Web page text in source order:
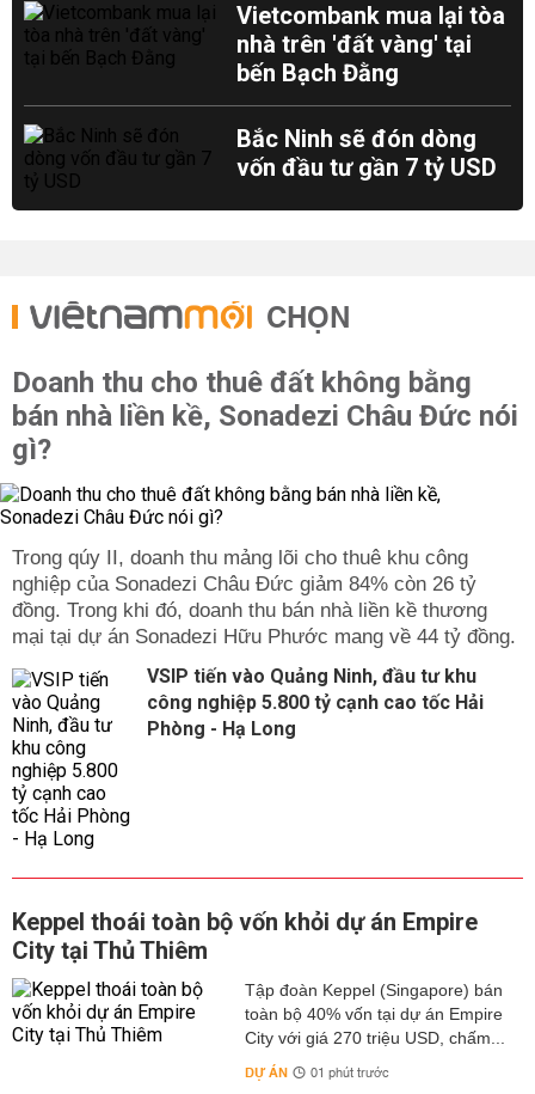
Vietcombank mua lại tòa
nhà trên 'đất vàng' tại
bến Bạch Đằng
Bắc Ninh sẽ đón dòng
vốn đầu tư gần 7 tỷ USD
CHỌN
Doanh thu cho thuê đất không bằng
bán nhà liền kề, Sonadezi Châu Đức nói
gì?
Trong qúy II, doanh thu mảng lõi cho thuê khu công
nghiệp của Sonadezi Châu Đức giảm 84% còn 26 tỷ
đồng. Trong khi đó, doanh thu bán nhà liền kề thương
mại tại dự án Sonadezi Hữu Phước mang về 44 tỷ đồng.
VSIP tiến vào Quảng Ninh, đầu tư khu
công nghiệp 5.800 tỷ cạnh cao tốc Hải
Phòng - Hạ Long
Keppel thoái toàn bộ vốn khỏi dự án Empire
City tại Thủ Thiêm
Tập đoàn Keppel (Singapore) bán
toàn bộ 40% vốn tại dự án Empire
City với giá 270 triệu USD, chấm...
DỰ ÁN 01 phút trước